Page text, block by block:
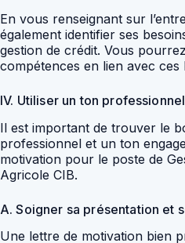
En vous renseignant sur
également identifier ses
gestion de crédit. Vous
compétences en lien avec
IV. Utiliser un ton
Il est important de trouver le
professionnel et un ton
motivation pour le poste de
Agricole CIB.
A. Soigner sa présentation et
Une lettre de motivation bien